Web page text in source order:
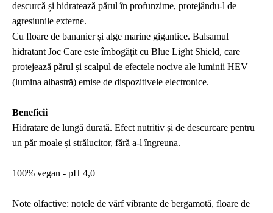
descurcă și hidratează părul în profunzime, protejându-l de
agresiunile externe.
Cu floare de bananier și alge marine gigantice. Balsamul
hidratant Joc Care este îmbogățit cu Blue Light Shield, care
protejează părul și scalpul de efectele nocive ale luminii HEV
(lumina albastră) emise de dispozitivele electronice.
Beneficii
Hidratare de lungă durată. Efect nutritiv și de descurcare pentru
un păr moale și strălucitor, fără a-l îngreuna.
100% vegan - pH 4,0
Note olfactive: notele de vârf vibrante de bergamotă, floare de